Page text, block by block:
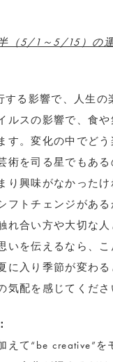
（5/1～5/15）の
る影響で、人生の
ルスの影響で、食
す。変化の中でど
術を司る星でもあ
り興味がなかった
フトチェンジがあ
れ合い方や大切な
いを伝えるなら、
に入り季節が変わ
配を感じてくださ
えて“be creative”